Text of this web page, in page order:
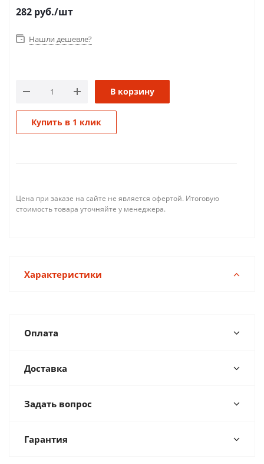
282 руб./шт
Нашли дешевле?
В корзину
Купить в 1 клик
Цена при заказе на сайте не является офертой. Итоговую
стоимость товара уточняйте у менеджера.
Характеристики
Оплата
Доставка
Задать вопрос
Гарантия